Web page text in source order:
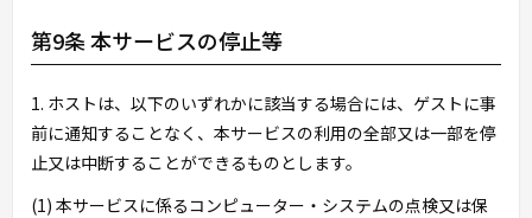
第9条 本サービスの停止等
1. ホストは、以下のいずれかに該当する場合には、ゲストに事
前に通知することなく、本サービスの利用の全部又は一部を停
止又は中断することができるものとします。
(1) 本サービスに係るコンピューター・システムの点検又は保